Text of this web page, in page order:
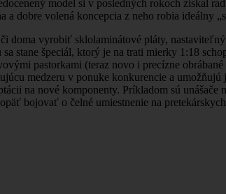
model si v posledných rokoch získal
dobre volená koncepcia z neho robia ideálny
doma vyrobiť sklolaminátové pláty,
stane špeciál, ktorý je na trati mierky 1:18
pastorkami (teraz novo i precízne
medzeru v ponuke konkurencie a
na nové komponenty. Príkladom sú
bojovať o čelné umiestnenie na